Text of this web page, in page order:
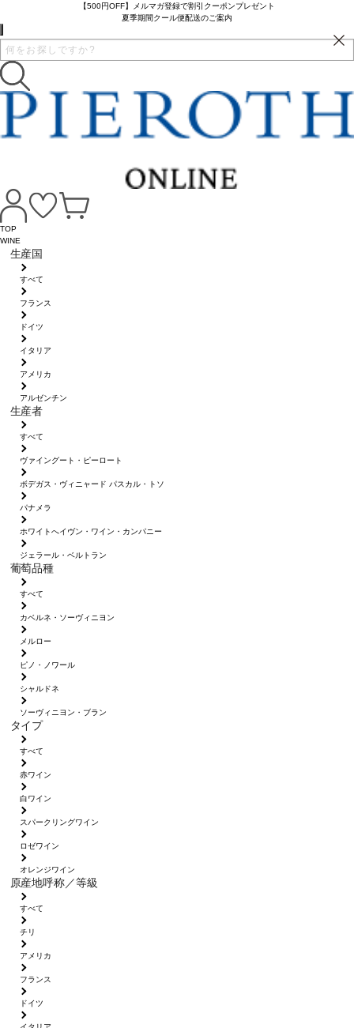
【500円OFF】メルマガ登録で割引クーポンプレゼント
夏季期間クール便配送のご案内
TOP
WINE
生産国
すべて
フランス
ドイツ
イタリア
アメリカ
アルゼンチン
生産者
すべて
ヴァイングート・ピーロート
ボデガス・ヴィニャード パスカル・トソ
パナメラ
ホワイトへイヴン・ワイン・カンパニー
ジェラール・ベルトラン
葡萄品種
すべて
カベルネ・ソーヴィニヨン
メルロー
ピノ・ノワール
シャルドネ
ソーヴィニヨン・ブラン
タイプ
すべて
赤ワイン
白ワイン
スパークリングワイン
ロゼワイン
オレンジワイン
原産地呼称／等級
すべて
チリ
アメリカ
フランス
ドイツ